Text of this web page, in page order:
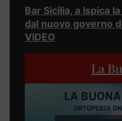
Bar Sicilia, a Ispica
dal nuovo governo
VIDEO
La